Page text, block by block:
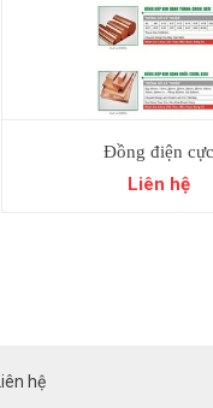
Đồng điện cực
Liên hệ
Liên hệ